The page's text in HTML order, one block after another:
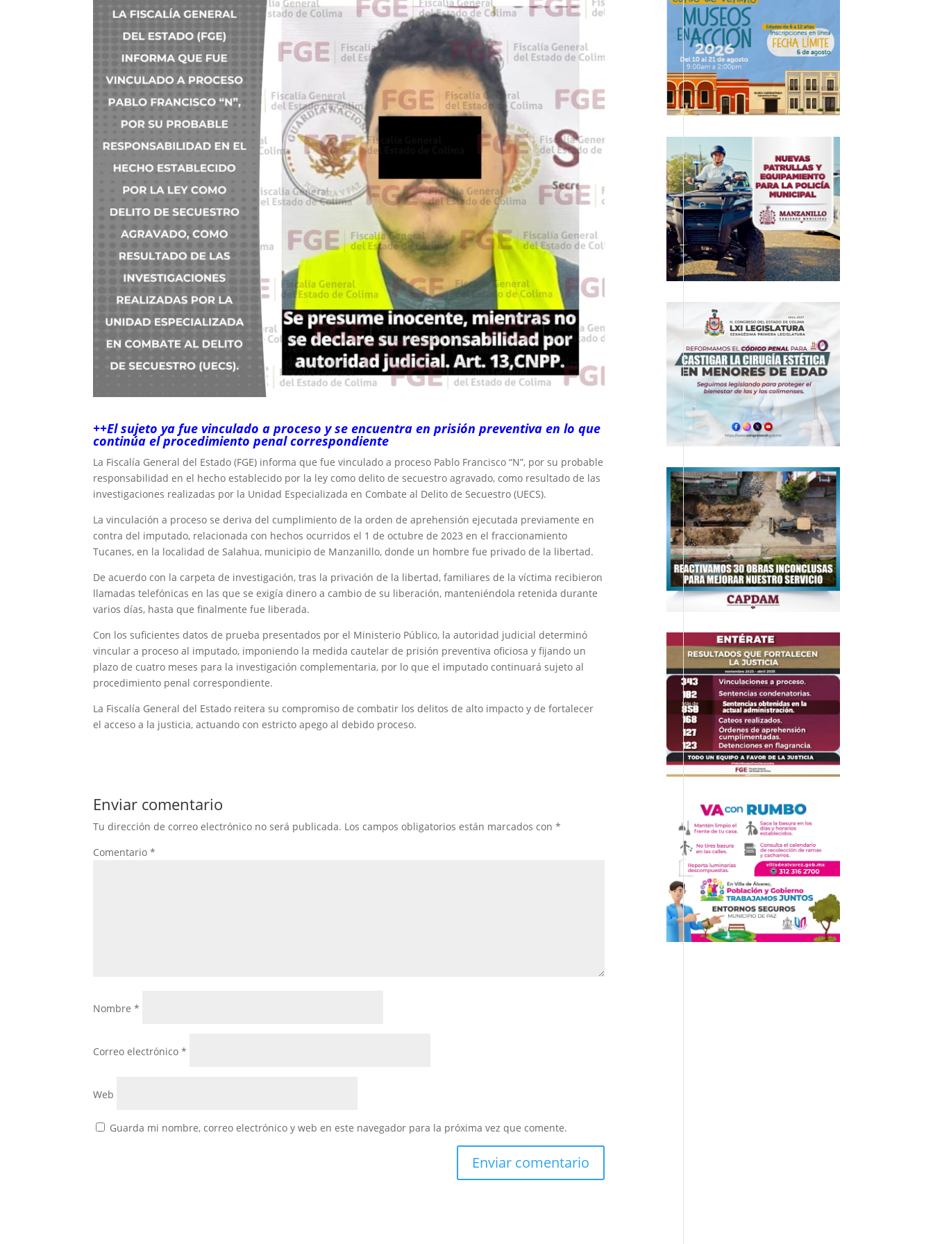
++El sujeto ya fue vinculado a proceso y se encuentra en prisión preventiva en lo que
continúa el procedimiento penal correspondiente
La Fiscalía General del Estado (FGE) informa que fue vinculado a proceso Pablo Francisco “N”, por su probable
responsabilidad en el hecho establecido por la ley como delito de secuestro agravado, como resultado de las
investigaciones realizadas por la Unidad Especializada en Combate al Delito de Secuestro (UECS).
La vinculación a proceso se deriva del cumplimiento de la orden de aprehensión ejecutada previamente en
contra del imputado, relacionada con hechos ocurridos el 1 de octubre de 2023 en el fraccionamiento
Tucanes, en la localidad de Salahua, municipio de Manzanillo, donde un hombre fue privado de la libertad.
De acuerdo con la carpeta de investigación, tras la privación de la libertad, familiares de la víctima recibieron
llamadas telefónicas en las que se exigía dinero a cambio de su liberación, manteniéndola retenida durante
varios días, hasta que finalmente fue liberada.
Con los suficientes datos de prueba presentados por el Ministerio Público, la autoridad judicial determinó
vincular a proceso al imputado, imponiendo la medida cautelar de prisión preventiva oficiosa y fijando un
plazo de cuatro meses para la investigación complementaria, por lo que el imputado continuará sujeto al
procedimiento penal correspondiente.
La Fiscalía General del Estado reitera su compromiso de combatir los delitos de alto impacto y de fortalecer
el acceso a la justicia, actuando con estricto apego al debido proceso.
Enviar comentario
Tu dirección de correo electrónico no será publicada. Los campos obligatorios están marcados con*
Comentario*
Nombre*
Correo electrónico*
Web
Guarda mi nombre, correo electrónico y web en este navegador para la próxima vez que comente.